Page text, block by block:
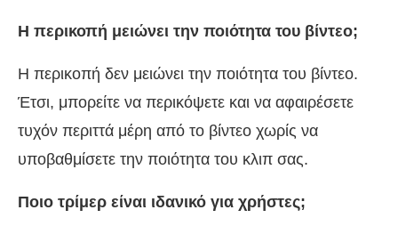
Η περικοπή μειώνει την ποιότητα του βίντεο;
Η περικοπή δεν μειώνει την ποιότητα του βίντεο.
Έτσι, μπορείτε να περικόψετε και να αφαιρέσετε
τυχόν περιττά μέρη από το βίντεο χωρίς να
υποβαθμίσετε την ποιότητα του κλιπ σας.
Ποιο τρίμερ είναι ιδανικό για χρήστες;